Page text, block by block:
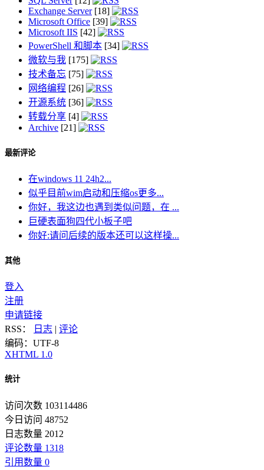
Exchange Server[18]
Microsoft Office [39]
Microsoft IIS [42]
PowerShell 和脚本 [34]
微软与我 [175]
技术备忘 [75]
网络编程 [26]
开源系统 [36]
转载分享 [4]
Archive [21]
最新评论
在windows 11 24h2...
似乎目前wim启动和压缩os更多...
你好，我这边也遇到类似问题，在 ...
巨硬表面狗四代小板子吧
你好:请问后续的版本还可以这样操...
其他
登入
注册
申请链接
RSS：
日志 | 评论
编码：UTF-8
XHTML 1.0
统计
访问次数 103114486
今日访问 48752
日志数量 2012
评论数量 1318
引用数量 0